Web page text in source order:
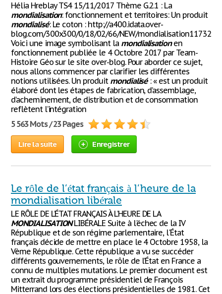
Hélia Hreblay TS4 15/11/2017 Thème G.2.1 : La
mondialisation: fonctionnement et territoires: Un produit
mondialisé: Le coton : http://a400.idata.over-
blog.com/300x300/0/18/02/66/NEW/
Voici une image symbolisant la mondialisationen
fonctionnement publiée le 4 Octobre 2017 par Team-
Histoire Géo sur le site over-blog. Pour aborder ce sujet,
nous allons commencer par clarifier les différentes
notions utilisées. Un produit mondialisé: « est un produit
élaboré dont les étapes de fabrication, d’assemblage,
d’acheminement, de distribution et de consommation
reflètent l’intégration
5 563 Mots / 23 Pages
Lire la suite Enregistrer
Le rôle de l’état français à l’heure de la
mondialisation libérale
LE RÔLE DE L’ÉTAT FRANÇAIS À L’HEURE DE LA
MONDIALISATIONLIBÉRALE Suite à l'échec de la IV
République et de son régime parlementaire, l'État
français décide de mettre en place le 4 Octobre 1958, la
Vème République. Cette république a vu se succéder
différents gouvernements, le rôle de l’État en France a
connu de multiples mutations. Le premier document est
un extrait du programme présidentiel de François
Mitterrand lors des élections présidentielles de 1981. Cet